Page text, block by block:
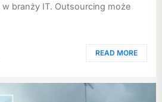
branży IT. Outsourcing może
READ MORE